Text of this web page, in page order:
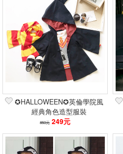
✪HALLOWEEN✪英倫學院風
經典角色造型服裝
850元 249元